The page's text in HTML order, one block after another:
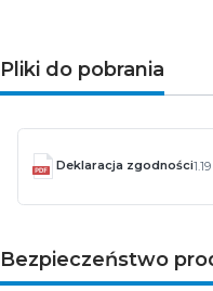
Pliki do pobrania
Deklaracja zgodności
Bezpieczeństwo